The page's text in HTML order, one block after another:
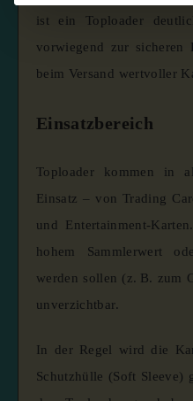
ist ein Toploader
vorwiegend zur sicheren
beim Versand wertvoller
Einsatzbereich
Toploader kommen in
Einsatz – von Trading
und Entertainment-
hohem Sammlerwert
werden sollen (z. B. zum
unverzichtbar.
In der Regel wird die
Schutzhülle (Soft Sleeve)